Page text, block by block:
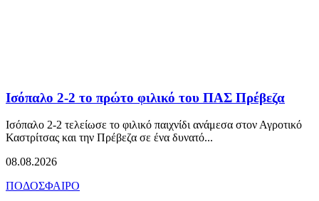
Ισόπαλο 2-2 το πρώτο φιλικό του ΠΑΣ Πρέβεζα
Ισόπαλο 2-2 τελείωσε το φιλικό παιχνίδι ανάμεσα στον Αγροτικό
Καστρίτσας και την Πρέβεζα σε ένα δυνατό...
08.08.2026
ΠΟΔΟΣΦΑΙΡΟ